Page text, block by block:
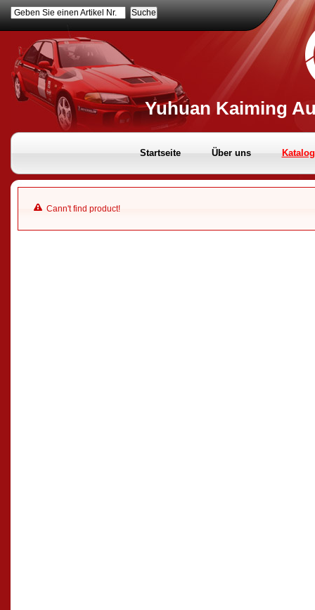
Geben Sie einen Artikel Nr.
Yuhuan Kaiming
Startseite Über uns
Cann't find product!